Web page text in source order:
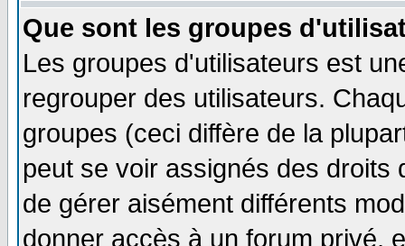
Que sont les groupes
Les groupes d'utilisateurs est
regrouper des utilisateurs.
groupes (ceci diffère de la
peut se voir assignés des
de gérer aisément différents
donner accès à un forum privé,